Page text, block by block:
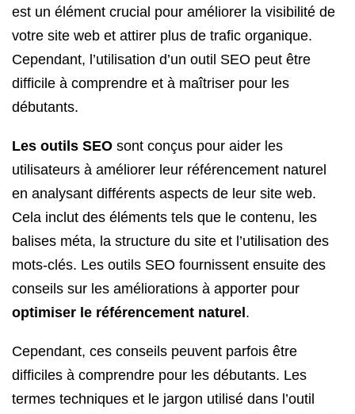
est un élément crucial pour améliorer la visibilité de
votre site web et attirer plus de trafic organique.
Cependant, l’utilisation d’un outil SEO peut être
difficile à comprendre et à maîtriser pour les
débutants.
Les outils SEO sont conçus pour aider les
utilisateurs à améliorer leur référencement naturel
en analysant différents aspects de leur site web.
Cela inclut des éléments tels que le contenu, les
balises méta, la structure du site et l’utilisation des
mots-clés. Les outils SEO fournissent ensuite des
conseils sur les améliorations à apporter pour
optimiser le référencement naturel .
Cependant, ces conseils peuvent parfois être
difficiles à comprendre pour les débutants. Les
termes techniques et le jargon utilisé dans l’outil